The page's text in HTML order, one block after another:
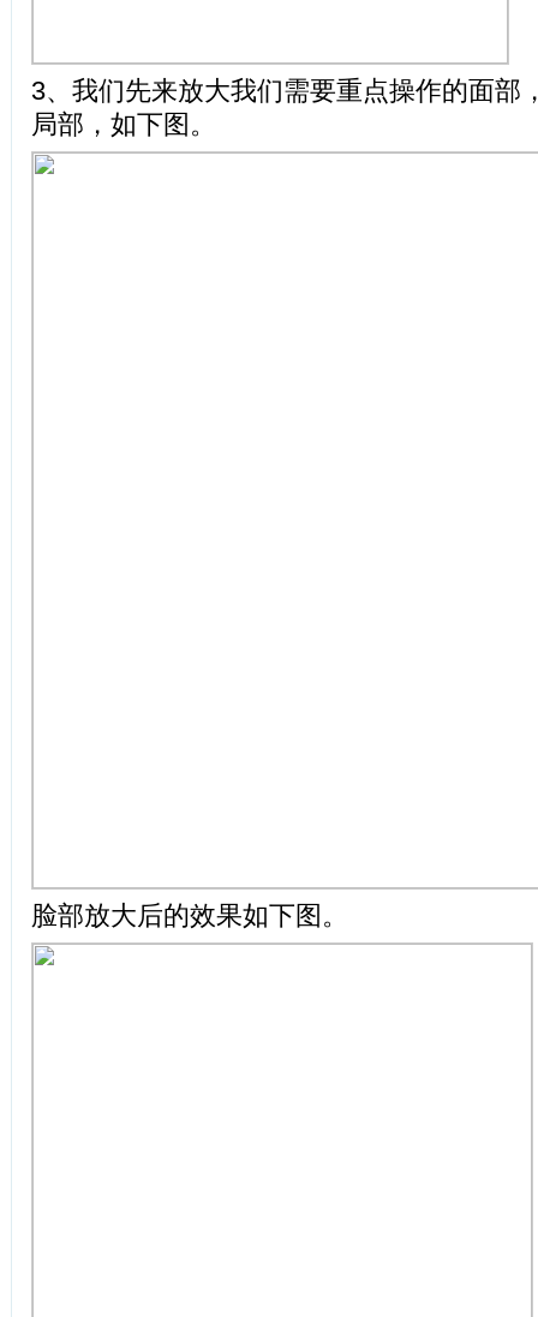
3、我们先来放大我们需要重点操作的面部
局部，如下图。
脸部放大后的效果如下图。